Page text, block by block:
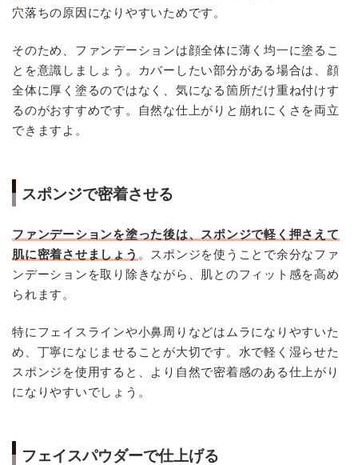
穴落ちの原因になりやすいためです。
そのため、ファンデーションは顔全体に薄く均一に塗るこ
とを意識しましょう。カバーしたい部分がある場合は、顔
全体に厚く塗るのではなく、気になる箇所だけ重ね付けす
るのがおすすめです。自然な仕上がりと崩れにくさを両立
できますよ。
スポンジで密着させる
ファンデーションを塗った後は、スポンジで軽く押さえて
肌に密着させましょう 。スポンジを使うことで余分なファ
ンデーションを取り除きながら、肌とのフィット感を高め
られます。
特にフェイスラインや小鼻周りなどはムラになりやすいた
め、丁寧になじませることが大切です。水で軽く湿らせた
スポンジを使用すると、より自然で密着感のある仕上がり
になりやすいでしょう。
フェイスパウダーで仕上げる